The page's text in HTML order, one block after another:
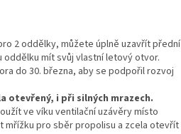
2 oddělky, můžete úplně uzavřít přední
mít svůj vlastní letový otvor.
do 30. března, aby se podpořil rozvoj
otevřený, i při silných mrazech.
ve víku ventilační uzávěry místo
mřížku pro sběr propolisu a zcela otevřít